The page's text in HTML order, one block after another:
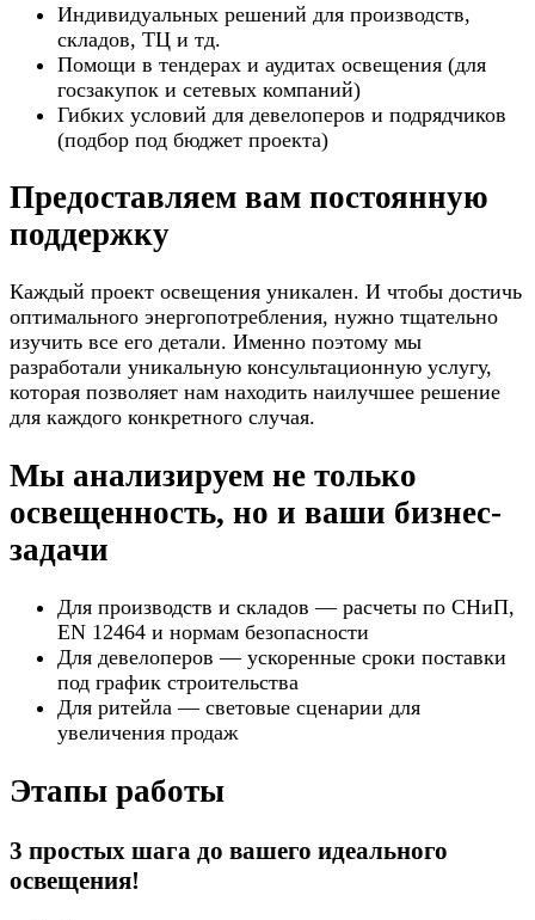
Индивидуальных решений для производств,
складов, ТЦ и тд.
Помощи в тендерах и аудитах освещения (для
госзакупок и сетевых компаний)
Гибких условий для девелоперов и подрядчиков
(подбор под бюджет проекта)
Предоставляем вам постоянную
поддержку
Каждый проект освещения уникален. И чтобы достичь
оптимального энергопотребления, нужно тщательно
изучить все его детали. Именно поэтому мы
разработали уникальную консультационную услугу,
которая позволяет нам находить наилучшее решение
для каждого конкретного случая.
Мы анализируем не только
освещенность, но и ваши бизнес-
задачи
Для производств и складов — расчеты по СНиП,
EN 12464 и нормам безопасности
Для девелоперов — ускоренные сроки поставки
под график строительства
Для ритейла — световые сценарии для
увеличения продаж
Этапы работы
3 простых шага до вашего идеального
освещения!